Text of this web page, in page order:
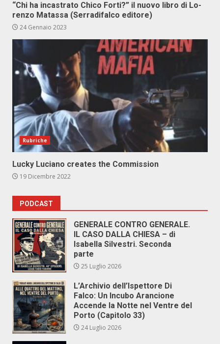
“Chi ha in­ca­stra­to Chi­co For­ti?” il nuo­vo li­bro di Lo­
ren­zo Ma­tas­sa (Ser­ra­di­fal­co edi­to­re)
24 Gennaio 2023
Rubriche
Lucky Luciano creates the Commission
19 Dicembre 2022
PODCAST
GENERALE CONTRO GENERALE.
IL CASO DALLA CHIESA – di
Isabella Silvestri. Seconda
parte
25 Luglio 2026
L’Archivio dell’Ispettore Di
Falco: Un Incubo Arancione
Accende la Notte nel Ventre del
Porto (Capitolo 33)
24 Luglio 2026